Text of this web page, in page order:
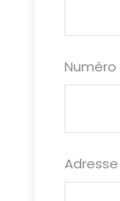
Gate.
visiterez
l’hôtel